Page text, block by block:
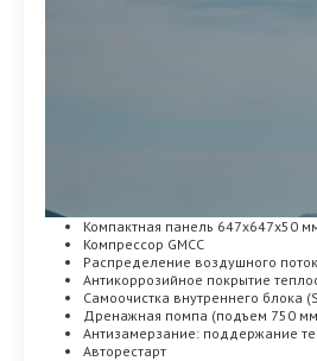
Компактная панель 647x647x50
Компрессор GMCC
Распределение воздушного
Антикоррозийное покрытие
Самоочистка внутреннего блока
Дренажная помпа (подъем 750
Антизамерзание: поддержание
Авторестарт